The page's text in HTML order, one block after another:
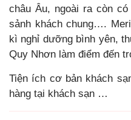
châu Âu, ngoài ra còn
sảnh khách chung….
kì nghỉ dưỡng bình yên,
Quy Nhơn làm điểm đến
Tiện ích cơ bản khách
hàng tại khách sạn …